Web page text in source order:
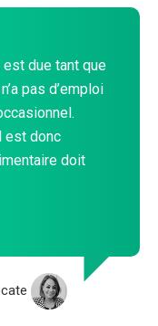
due tant que
pas d’emploi
est donc
doit